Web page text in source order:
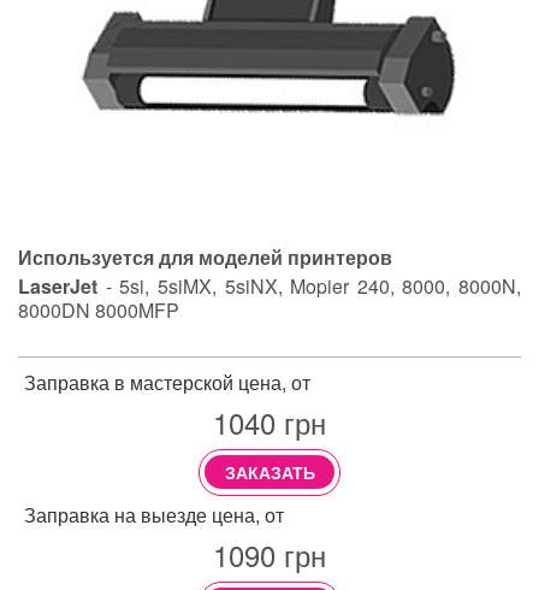
Используется для моделей принтеров
LaserJet - 5si, 5siMX, 5siNX, Mopier 240, 8000, 8000N,
8000DN 8000MFP
Заправка в мастерской цена, от
1040 грн
ЗАКАЗАТЬ
Заправка на выезде цена, от
1090 грн